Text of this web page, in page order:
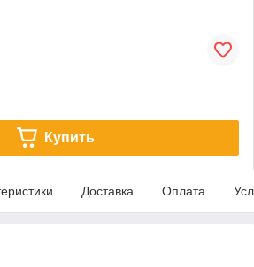
Купить
Доставка Оплата